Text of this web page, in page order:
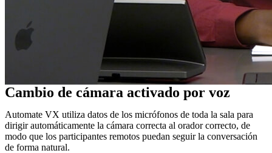
Cambio de cámara activado por voz
Automate VX utiliza datos de los micrófonos de toda la sala para
dirigir automáticamente la cámara correcta al orador correcto, de
modo que los participantes remotos puedan seguir la conversación
de forma natural.